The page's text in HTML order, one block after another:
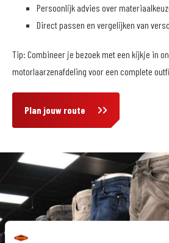
Persoonlijk advies over
Direct passen en vergelijken van
Tip: Combineer je bezoek met een kijkje in
motorlaarzenafdeling voor een complete
Plan jouw route